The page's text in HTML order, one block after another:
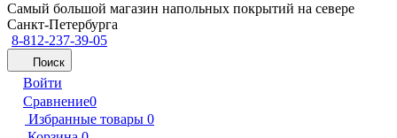
Самый большой магазин напольных покрытий на севере
Санкт-Петербурга
8-812-237-39-05
Поиск
Войти
Сравнение0
Избранные товары 0